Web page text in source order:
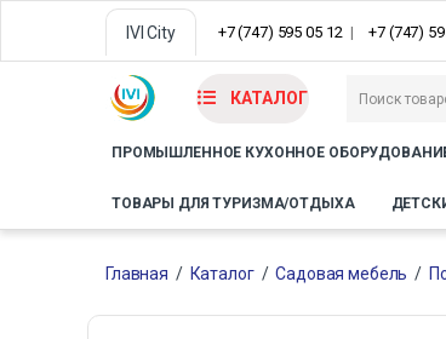
IVI City +7 (747) 595 05 12 +7 (747)
КАТАЛОГ
ПРОМЫШЛЕННОЕ КУХОННОЕ
ТОВАРЫ ДЛЯ ТУРИЗМА/ОТДЫХА
Главная / Каталог / Садовая мебель /